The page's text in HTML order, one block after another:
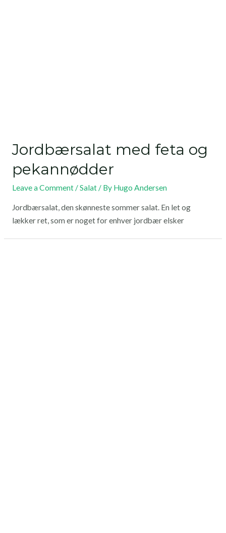
Jordbærsalat med feta og
pekannødder
Leave a Comment /Salat/ By Hugo Andersen
Jordbærsalat, den skønneste sommer salat. En let og
lækker ret, som er noget for enhver jordbær elsker